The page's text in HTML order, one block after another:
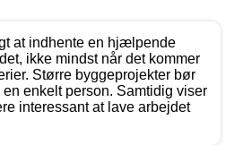
at indhente en hjælpende
ikke mindst når det kommer
Større byggeprojekter bør
enkelt person. Samtidig viser
interessant at lave arbejdet